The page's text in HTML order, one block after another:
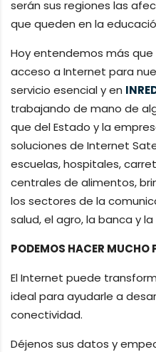
serán sus regiones las
que queden en la
Hoy entendemos más
acceso a Internet para
servicio esencial y en
trabajando de mano de
que del Estado y la
soluciones de Internet
escuelas, hospitales,
centrales de alimentos,
los sectores de la
salud, el agro, la banca y
PODEMOS HACER MUCHO
El Internet puede
ideal para ayudarle a
conectividad.
Déjenos sus datos y